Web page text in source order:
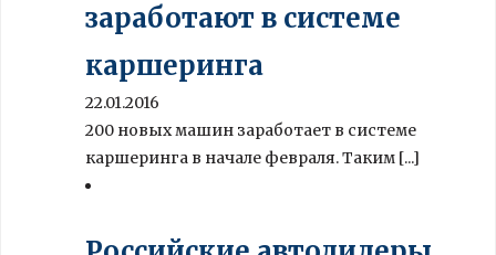
заработают в системе
каршеринга
22.01.2016
200 новых машин заработает в системе
каршеринга в начале февраля. Таким [...]